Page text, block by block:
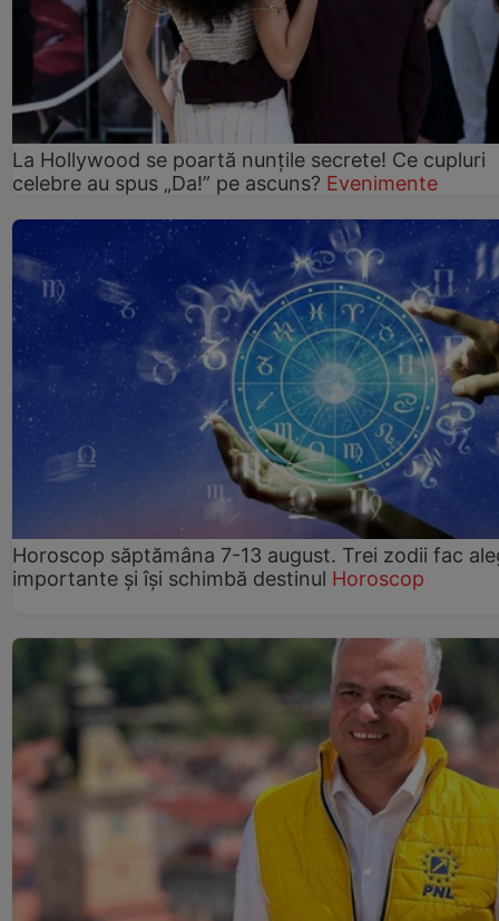
La Hollywood se poartă nunțile secrete! Ce cupluri
celebre au spus „Da!” pe ascuns? Evenimente
Horoscop săptămâna 7-13 august. Trei zodii fac
importante și își schimbă destinul Horoscop